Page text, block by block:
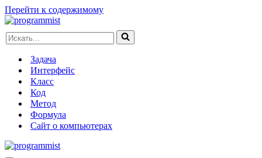
Перейти к содержимому
Искать...
Задача
Интерфейс
Класс
Код
Метод
Формула
Сайт о компьютерах